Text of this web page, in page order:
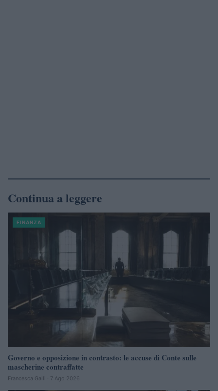
Continua a leggere
FINANZA
Governo e opposizione in contrasto: le accuse di Conte sulle
mascherine contraffatte
Francesca Galli · 7 Ago 2026